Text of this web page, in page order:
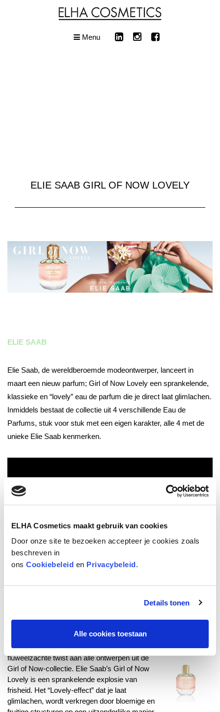
ELHA Cosmetics maakt gebruik van cookies
Door onze site te bezoeken accepteer je cookies zoals
beschreven in
ons Cookiebeleid en Privacybeleid.
Details tonen
Alle cookies toestaan
Menu
ELIE SAAB GIRL OF NOW LOVELY
ELIE SAAB
Elie Saab, de wereldberoemde modeontwerper, lanceert in
maart een nieuw parfum; Girl of Now Lovely een sprankelende,
klassieke en “lovely” eau de parfum die je direct laat glimlachen.
Inmiddels bestaat de collectie uit 4 verschillende Eau de
Parfums, stuk voor stuk met een eigen karakter, alle 4 met de
unieke Elie Saab kenmerken.
een combinatie van amandel- en
oranjebloesem en zorgt voor een unieke en
fluweelzachte twist aan alle ontwerpen uit de
Girl of Now-collectie. Elie Saab’s Girl of Now
Lovely is een sprankelende explosie van
frisheid. Het “Lovely-effect” dat je laat
glimlachen, wordt verkregen door bloemige en